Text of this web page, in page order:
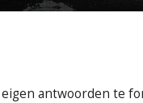
antwoorden te